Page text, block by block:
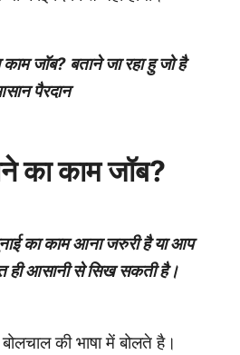
जॉब? बताने जा रहा हु जो है
पैरदान
का काम जॉब?
का काम आना जरुरी है या आप
ही आसानी से सिख सकती है।
की भाषा में बोलते है।